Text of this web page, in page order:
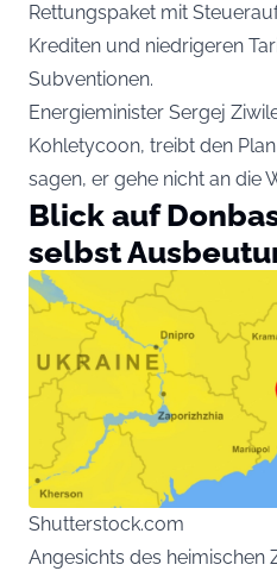
Rettungspaket mit
Krediten und niedrigeren
Subventionen.
Energieminister Sergej
Kohletycoon, treibt den
sagen, er gehe nicht an die
Blick auf
selbst
Shutterstock.com
Angesichts des